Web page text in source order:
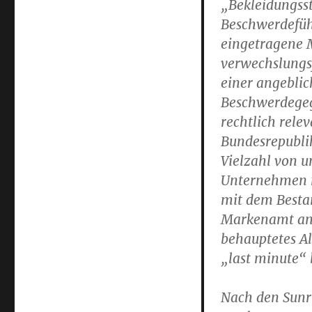
eingetragene
einer
rechtlich
Vielzahl von
mit dem
Markenamt
behauptetes
„last minute“
Nach den